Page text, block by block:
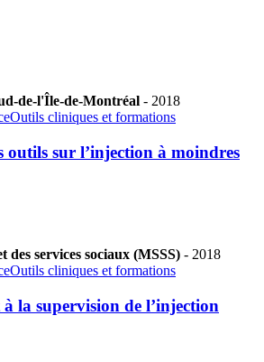
de-l'Île-de-Montréal - 2018
Outils cliniques et formations
sur l’injection à moindres
des services sociaux (MSSS) - 2018
Outils cliniques et formations
la supervision de l’injection